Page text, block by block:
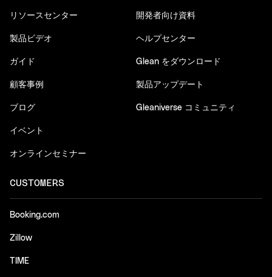
リソースセンター
製品ビデオ
ガイド
顧客事例
ブログ
イベント
オンラインセミナー
開発者向け資料
ヘルプセンター
Glean をダウンロード
製品アップデート
Gleaniverse コミュニティ
CUSTOMERS
Booking.com
Zillow
TIME